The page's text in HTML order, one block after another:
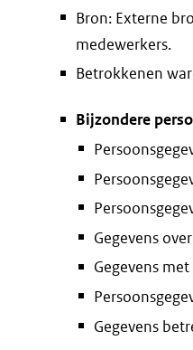
Bron: Externe
medewerkers.
Betrokkenen
Bijzondere
Gegevens
Gegevens
Gegevens